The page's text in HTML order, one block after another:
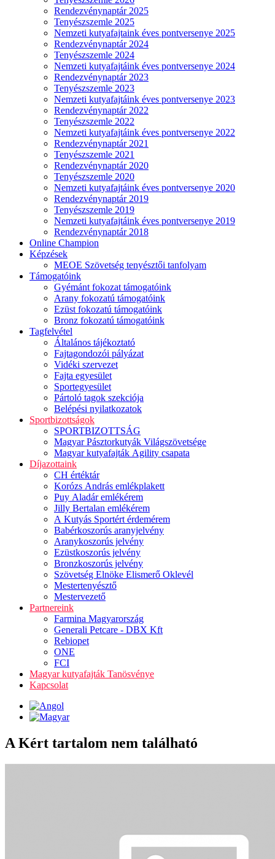
Rendezvénynaptár 2025
Tenyészszemle 2025
Nemzeti kutyafajtaink éves pontversenye 2025
Rendezvénynaptár 2024
Tenyészszemle 2024
Nemzeti kutyafajtáink éves pontversenye 2024
Rendezvénynaptár 2023
Tenyészszemle 2023
Nemzeti kutyafajtáink éves pontversenye 2023
Rendezvénynaptár 2022
Tenyészszemle 2022
Nemzeti kutyafajtáink éves pontversenye 2022
Rendezvénynaptár 2021
Tenyészszemle 2021
Rendezvénynaptár 2020
Tenyészszemle 2020
Nemzeti kutyafajtáink éves pontversenye 2020
Rendezvénynaptár 2019
Tenyészszemle 2019
Nemzeti kutyafajtáink éves pontversenye 2019
Rendezvénynaptár 2018
Online Champion
Képzések
MEOE Szövetség tenyésztői tanfolyam
Támogatóink
Gyémánt fokozat támogatóink
Arany fokozatú támogatóink
Ezüst fokozatú támogatóink
Bronz fokozatú támogatóink
Tagfelvétel
Általános tájékoztató
Fajtagondozói pályázat
Vidéki szervezet
Fajta egyesület
Sportegyesület
Pártoló tagok szekciója
Belépési nyilatkozatok
Sportbizottságok
SPORTBIZOTTSÁG
Magyar Pásztorkutyák Világszövetsége
Magyar kutyafajták Agility csapata
Díjazottaink
CH értéktár
Korózs András emlékplakett
Puy Aladár emlékérem
Jilly Bertalan emlékérem
A Kutyás Sportért érdemérem
Babérkoszorús aranyjelvény
Aranykoszorús jelvény
Ezüstkoszorús jelvény
Bronzkoszorús jelvény
Szövetség Elnöke Elismerő Oklevél
Mestertenyésztő
Mestervezető
Partnereink
Farmina Magyarország
Generali Petcare - DBX Kft
Rebiopet
ONE
FCI
Magyar kutyafajták Tanösvénye
Kapcsolat
A Kért tartalom nem található